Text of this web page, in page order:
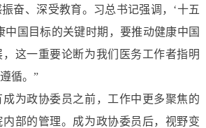
奋、深受教育。习总书记强调，‘十五
中国目标的关键时期，要推动健康中国
这一重要论断为我们医务工作者指明
循。”
政协委员之前，工作中更多聚焦的
部的管理。成为政协委员后，视野变